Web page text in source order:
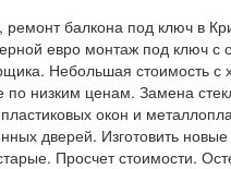
балкона под ключ в
евро монтаж под ключ с
Небольшая стоимость с
низким ценам. Замена
окон и
дверей. Изготовить
Просчет стоимости.